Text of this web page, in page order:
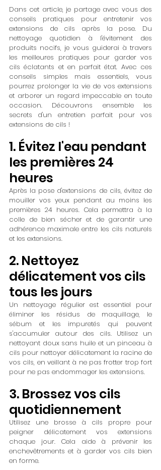
Dans cet article, je partage avec vous des
conseils pratiques pour entretenir vos
extensions de cils après la pose. Du
nettoyage quotidien à l'évitement des
produits nocifs, je vous guiderai à travers
les meilleures pratiques pour garder vos
cils éclatants et en parfait état. Avec ces
conseils simples mais essentiels, vous
pourrez prolonger la vie de vos extensions
et arborer un regard impeccable en toute
occasion. Découvrons ensemble les
secrets d'un entretien parfait pour vos
extensions de cils !
1. Évitez l'eau pendant
les premières 24
heures
Après la pose d'extensions de cils, évitez de
mouiller vos yeux pendant au moins les
premières 24 heures. Cela permettra à la
colle de bien sécher et de garantir une
adhérence maximale entre les cils naturels
et les extensions.
2. Nettoyez
délicatement vos cils
tous les jours
Un nettoyage régulier est essentiel pour
éliminer les résidus de maquillage, le
sébum et les impuretés qui peuvent
s'accumuler autour des cils. Utilisez un
nettoyant doux sans huile et un pinceau à
cils pour nettoyer délicatement la racine de
vos cils, en veillant à ne pas frotter trop fort
pour ne pas endommager les extensions.
3. Brossez vos cils
quotidiennement
Utilisez une brosse à cils propre pour
peigner délicatement vos extensions
chaque jour. Cela aide à prévenir les
enchevêtrements et à garder vos cils bien
en forme.